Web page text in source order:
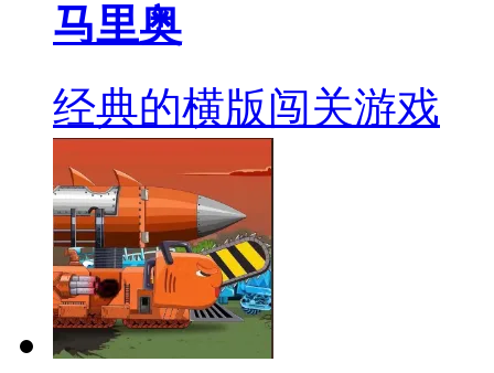
马里奥
经典的横版闯关游戏